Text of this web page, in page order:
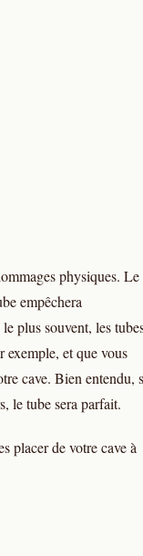
physiques. Le
empêchera
plus souvent, les
exemple, et que vous
cave. Bien entendu,
le tube sera parfait.
placer de votre cave à